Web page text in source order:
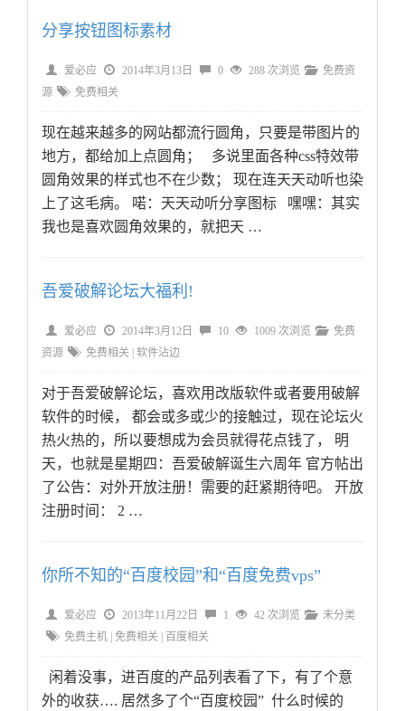
分享按钮图标素材
爱必应 2014年3月13日 0 288 次浏览
免费资
源
免费相关
现在越来越多的网站都流行圆角，只要是带图片的
地方，都给加上点圆角； 多说里面各种css特效带
圆角效果的样式也不在少数； 现在连天天动听也染
上了这毛病。 喏：天天动听分享图标 嘿嘿：其实
我也是喜欢圆角效果的，就把天 …
吾爱破解论坛大福利!
爱必应 2014年3月12日 10 1009 次浏览
免费
资源
免费相关 软件沾边
对于吾爱破解论坛，喜欢用改版软件或者要用破解
软件的时候， 都会或多或少的接触过，现在论坛火
热火热的，所以要想成为会员就得花点钱了， 明
天，也就是星期四：吾爱破解诞生六周年 官方帖出
了公告：对外开放注册！需要的赶紧期待吧。 开放
注册时间： 2 …
你所不知的“百度校园”和“百度免费vps”
爱必应 2013年11月22日 1 42 次浏览
未分类
免费主机
免费相关 百度相关
闲着没事，进百度的产品列表看了下，有了个意
外的收获…. 居然多了个“百度校园” 什么时候的